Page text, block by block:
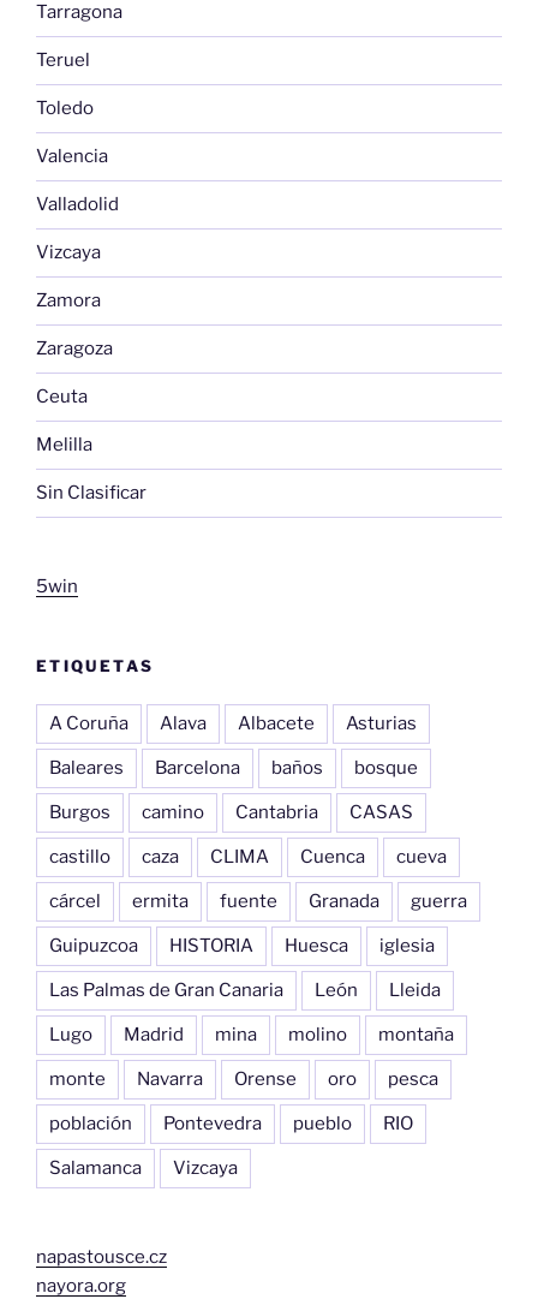
Tarragona
Teruel
Toledo
Valencia
Valladolid
Vizcaya
Zamora
Zaragoza
Ceuta
Melilla
Sin Clasificar
5win
ETIQUETAS
A Coruña Alava Albacete Asturias
Baleares Barcelona baños bosque
Burgos camino Cantabria CASAS
castillo caza CLIMA Cuenca cueva
cárcel ermita fuente Granada guerra
Guipuzcoa HISTORIA Huesca iglesia
Las Palmas de Gran Canaria León Lleida
Lugo Madrid mina molino montaña
monte Navarra Orense oro pesca
población Pontevedra pueblo RIO
Salamanca Vizcaya
napastousce.cz
nayora.org